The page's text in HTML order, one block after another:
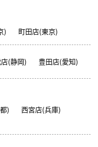
)
町田店(東京)
(静岡) 豊田店(愛知)
)
西宮店(兵庫)